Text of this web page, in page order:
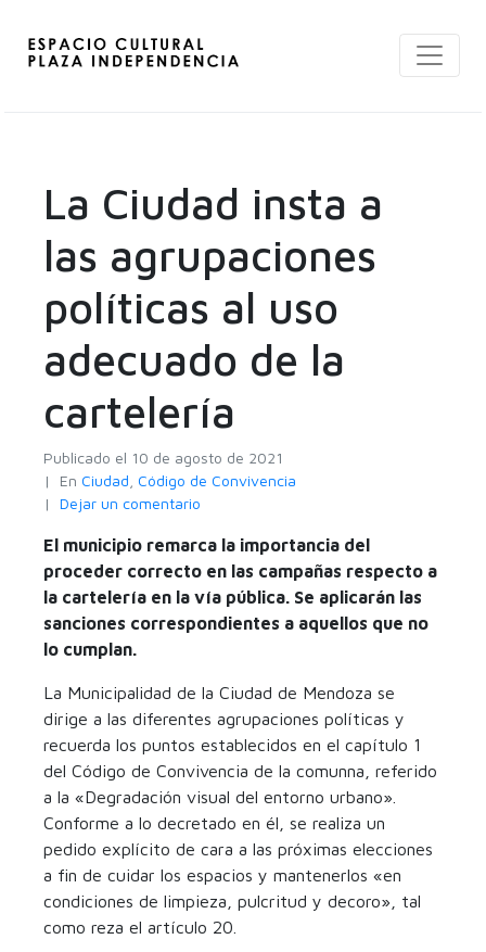
La Ciudad insta a
las agrupaciones
políticas al uso
adecuado de la
cartelería
Publicado el 10 de agosto de 2021
En Ciudad Código de Convivencia
Dejar un comentario
El municipio remarca la importancia del
proceder correcto en las campañas respecto a
la cartelería en la vía pública. Se aplicarán las
sanciones correspondientes a aquellos que no
lo cumplan.
La Municipalidad de la Ciudad de Mendoza se
dirige a las diferentes agrupaciones políticas y
recuerda los puntos establecidos en el capítulo 1
del Código de Convivencia de la comunna, referido
a la «Degradación visual del entorno urbano».
Conforme a lo decretado en él, se realiza un
pedido explícito de cara a las próximas elecciones
a fin de cuidar los espacios y mantenerlos «en
condiciones de limpieza, pulcritud y decoro», tal
como reza el artículo 20.